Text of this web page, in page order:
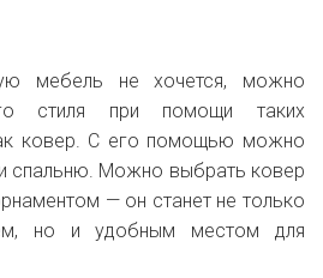
мебель не хочется, можно
стиля при помощи таких
ковер. С его помощью можно
спальню. Можно выбрать ковер
— он станет не только
но и удобным местом для